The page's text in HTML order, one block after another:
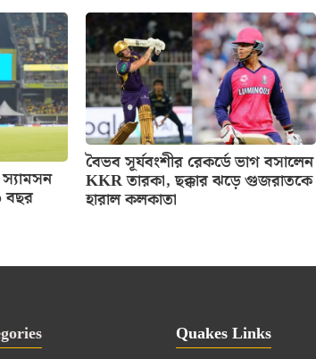
বছর
বৈভব সূর্যবংশীর রেকর্ডে ভাগ বসালেন
KKR তারকা, ছক্কার ঝড়ে গুজরাতকে
হারাল কলকাতা
Quakes Links